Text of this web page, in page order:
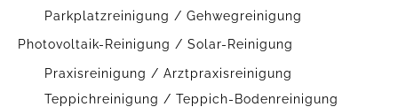
Parkplatzreinigung / Gehwegreinigung
Photovoltaik-Reinigung / Solar-Reinigung
Praxisreinigung / Arztpraxisreinigung
Teppichreinigung / Teppich-Bodenreinigung